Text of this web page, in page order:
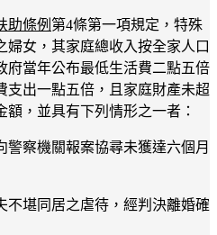
助條例 第4條第一項規定，特殊
女，其家庭總收入按全家人口
府當年公布最低生活費二點五倍
支出一點五倍，且家庭財產未超
，並具有下列情形之一者：
警察機關報案協尋未獲達六個月
不堪同居之虐待，經判決離婚確